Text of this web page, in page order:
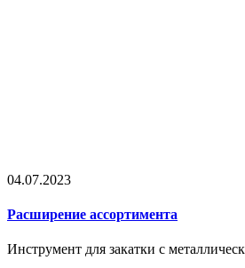
04.07.2023
Расширение ассортимента
Инструмент для закатки с